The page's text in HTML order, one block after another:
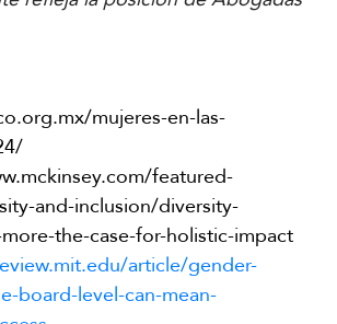
mujeres-en-las-
featured-
and-inclusion/diversity-
the-case-for-holistic-impact
article/gender-
board-level-can-mean-